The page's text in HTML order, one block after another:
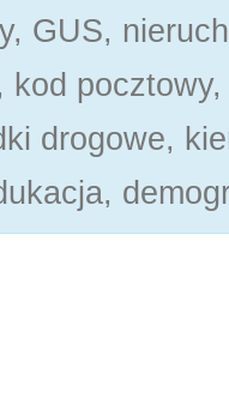
GUS,
kod
drogowe,